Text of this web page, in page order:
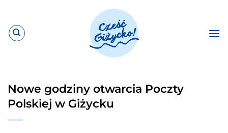
zawartości
Nowe godziny otwarcia Poczty
Polskiej w Giżycku